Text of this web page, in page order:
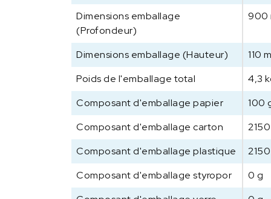
Dimensions emballage
(Profondeur)
900
Dimensions emballage (Hauteur)
110
Poids de l'emballage total
4,3
Composant d'emballage papier
100
Composant d'emballage carton
Composant d'emballage plastique
Composant d'emballage styropor
0 g